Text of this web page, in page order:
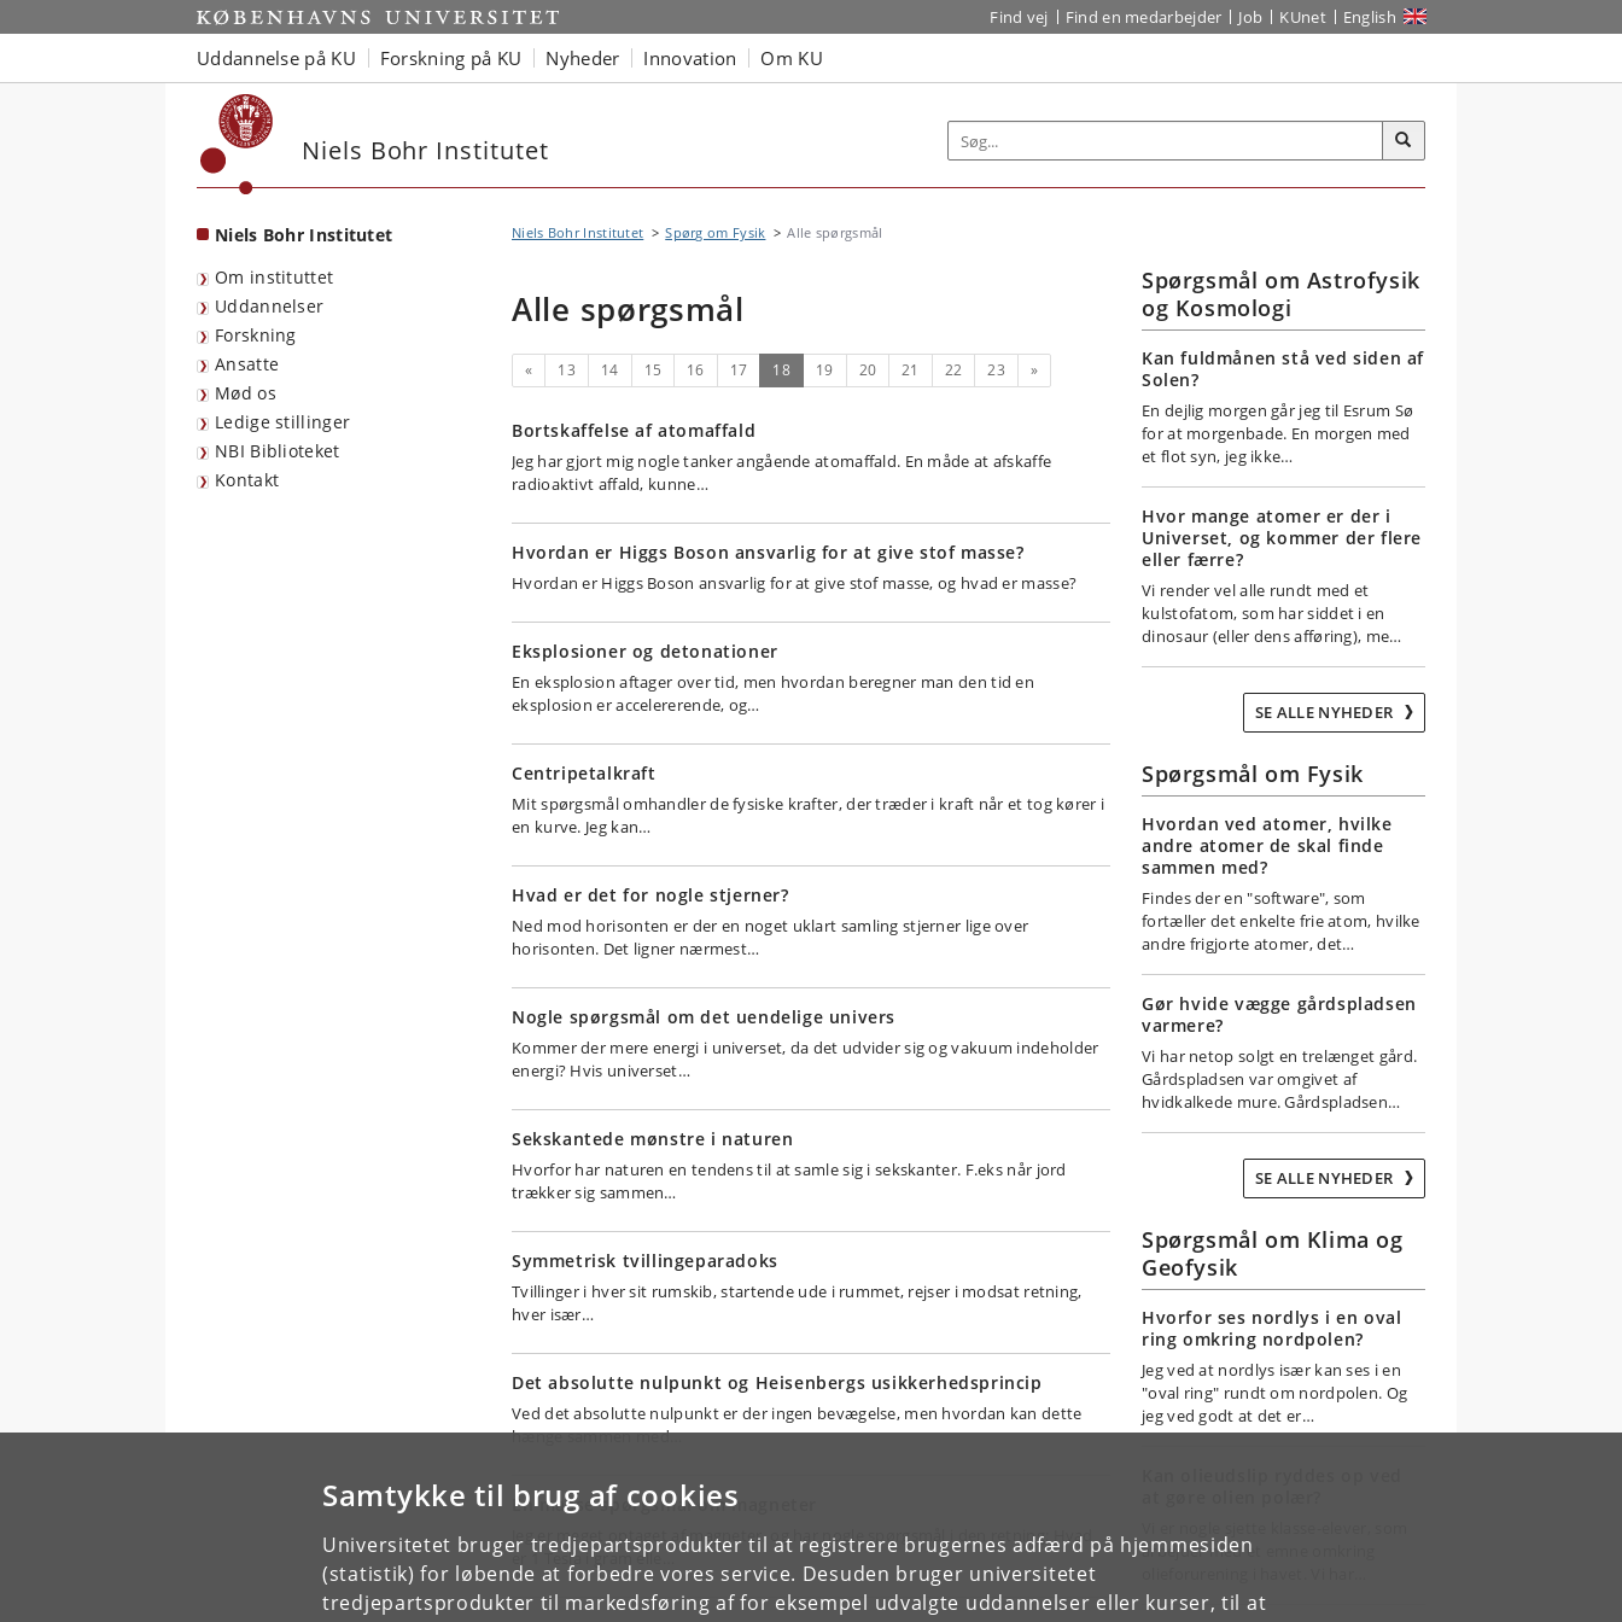
Samtykke til brug af cookies
Universitetet bruger tredjepartsprodukter til at registrere brugernes adfærd på hjemmesiden
(statistik) for løbende at forbedre vores service. Desuden bruger universitetet
tredjepartsprodukter til markedsføring af for eksempel udvalgte uddannelser eller kurser, til at
Start Find vej Find en medarbejder Job KUnet English
Uddannelse på KU Forskning på KU Nyheder Innovation Om KU
Niels Bohr Institutet
Niels Bohr Institutet
Om instituttet
Uddannelser
Forskning
Ansatte
Mød os
Ledige stillinger
NBI Biblioteket
Kontakt
Niels Bohr Institutet Spørg om Fysik Alle spørgsmål
Alle spørgsmål
Forrige
« 13 14 15 16 17 18(nuværende)
19 20 21 22 23 Næste
»
Bortskaffelse af atomaffald
Jeg har gjort mig nogle tanker angående atomaffald. En måde at afskaffe
radioaktivt affald, kunne…
Hvordan er Higgs Boson ansvarlig for at give stof masse?
Hvordan er Higgs Boson ansvarlig for at give stof masse, og hvad er masse?
Eksplosioner og detonationer
En eksplosion aftager over tid, men hvordan beregner man den tid en
eksplosion er accelererende, og…
Centripetalkraft
Mit spørgsmål omhandler de fysiske krafter, der træder i kraft når et tog kører i
en kurve. Jeg kan…
Hvad er det for nogle stjerner?
Ned mod horisonten er der en noget uklart samling stjerner lige over
horisonten. Det ligner nærmest…
Nogle spørgsmål om det uendelige univers
Kommer der mere energi i universet, da det udvider sig og vakuum indeholder
energi? Hvis universet…
Sekskantede mønstre i naturen
Hvorfor har naturen en tendens til at samle sig i sekskanter. F.eks når jord
trækker sig sammen…
Symmetrisk tvillingeparadoks
Tvillinger i hver sit rumskib, startende ude i rummet, rejser i modsat retning,
hver især…
Det absolutte nulpunkt og Heisenbergs usikkerhedsprincip
Ved det absolutte nulpunkt er der ingen bevægelse, men hvordan kan dette
hænge sammen med…
En masse spørgsmål om magneter
Jeg er meget optaget af magneter, og har nogle spørgsmål i den retning: Hvad
er 1 Tesla i gram elle…
Spørgsmål om Astrofysik
og Kosmologi
Kan fuldmånen stå ved siden af
Solen?
En dejlig morgen går jeg til Esrum Sø
for at morgenbade. En morgen med
et flot syn, jeg ikke…
Hvor mange atomer er der i
Universet, og kommer der flere
eller færre?
Vi render vel alle rundt med et
kulstofatom, som har siddet i en
dinosaur (eller dens afføring), me…
SE ALLE NYHEDER
Spørgsmål om Fysik
Hvordan ved atomer, hvilke
andre atomer de skal finde
sammen med?
Findes der en "software", som
fortæller det enkelte frie atom, hvilke
andre frigjorte atomer, det…
Gør hvide vægge gårdspladsen
varmere?
Vi har netop solgt en trelænget gård.
Gårdspladsen var omgivet af
hvidkalkede mure. Gårdspladsen…
SE ALLE NYHEDER
Spørgsmål om Klima og
Geofysik
Hvorfor ses nordlys i en oval
ring omkring nordpolen?
Jeg ved at nordlys især kan ses i en
"oval ring" rundt om nordpolen. Og
jeg ved godt at det er…
arbejder med et emne omkring